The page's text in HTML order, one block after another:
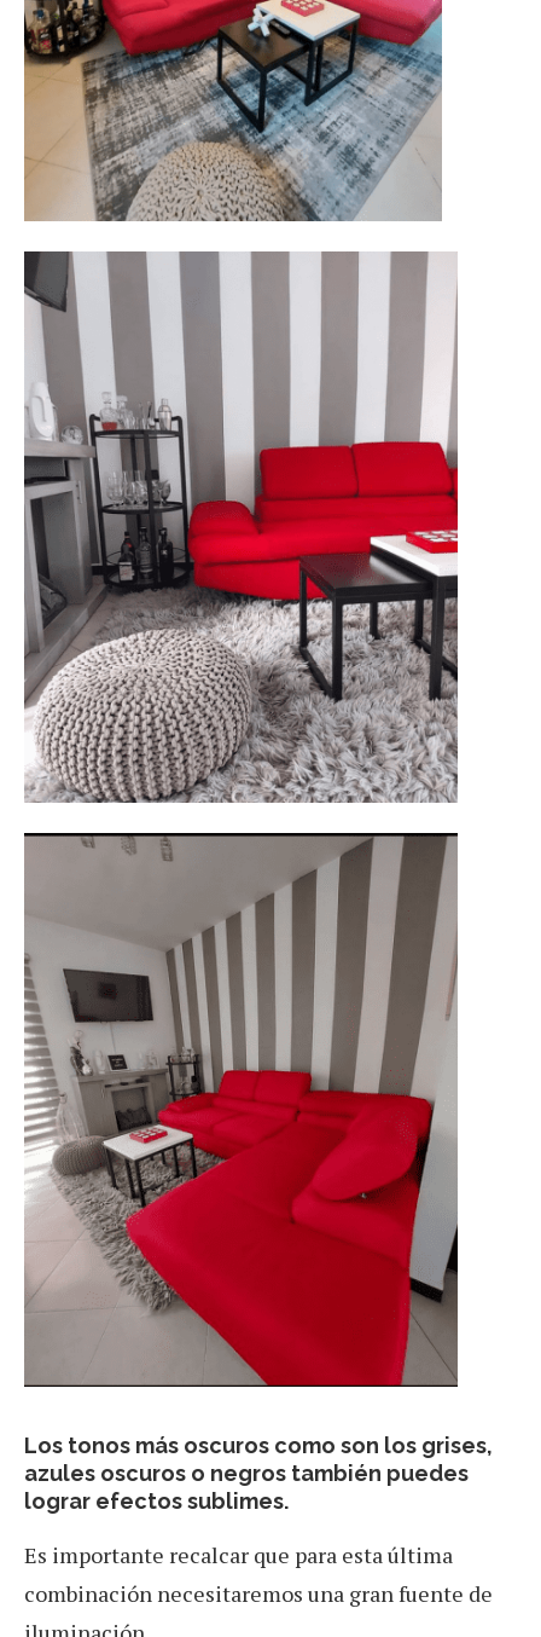
Los tonos más oscuros como son los grises,
azules oscuros o negros también puedes
lograr efectos sublimes.
Es importante recalcar que para esta última
combinación necesitaremos una gran fuente de